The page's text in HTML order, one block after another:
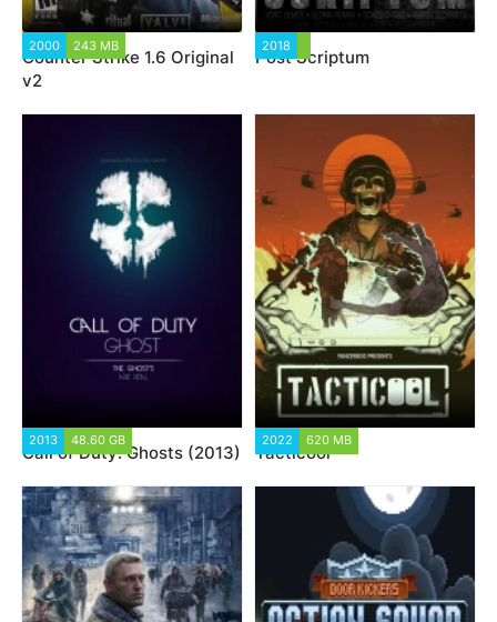
2000 243 MB
Counter Strike 1.6 Original
v2
2018
Post Scriptum
2013 48.60 GB
Call of Duty: Ghosts (2013)
2022 620 MB
Tacticool